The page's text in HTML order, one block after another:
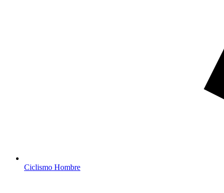
Ciclismo Hombre